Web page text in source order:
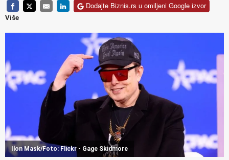
Dodajte Biznis.rs u omiljeni Google izvor
Više
Ilon Mask/Foto: Flickr - Gage Skidmore